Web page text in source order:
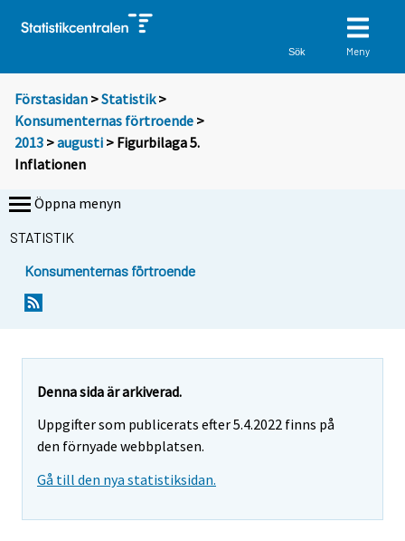
Sök Meny
Förstasidan >Statistik >
Konsumenternas förtroende >
2013 >augusti > Figurbilaga 5.
Inflationen
Öppna menyn
STATISTIK
Konsumenternas förtroende
Denna sida är arkiverad.
Uppgifter som publicerats efter 5.4.2022 finns på
den förnyade webbplatsen.
Gå till den nya statistiksidan.